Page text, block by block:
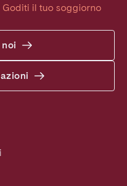
il tuo soggiorno